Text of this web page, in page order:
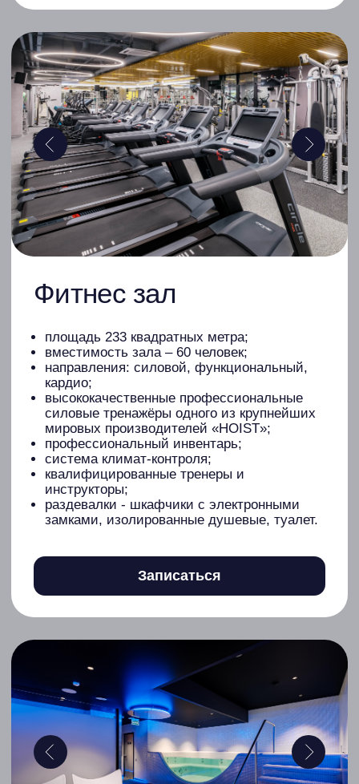
система климат-контроля;
квалифицированные тренеры и
инструкторы;
раздевалки - шкафчики с электронными
замками, изолированные душевые, туалет.
Записаться
Записаться
Спа-зона
площадь 73 квадратных метра;
вместимость зала – 20 человек;
направления: силовой, функциональный;
высококачественные профессиональные
силовые тренажёры одного из крупнейших
мировых производителей «FOREMAN»;
профессиональный инвентарь;
система климат-контроля.
Записаться